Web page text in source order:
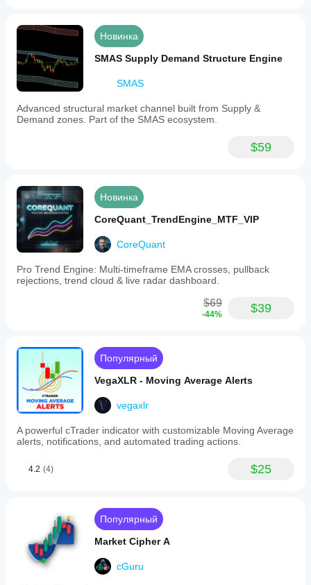
Новинка
SMAS Supply Demand Structure Engine
SMAS
Advanced structural market channel built from Supply &
Demand zones. Part of the SMAS ecosystem.
$59
Новинка
CoreQuant_TrendEngine_MTF_VIP
CoreQuant
Pro Trend Engine: Multi-timeframe EMA crosses, pullback
rejections, trend cloud & live radar dashboard.
$69
-44% $39
Популярный
VegaXLR - Moving Average Alerts
vegaxlr
A powerful cTrader indicator with customizable Moving Average
alerts, notifications, and automated trading actions.
4.2 (4) $25
Популярный
Market Cipher A
cGuru